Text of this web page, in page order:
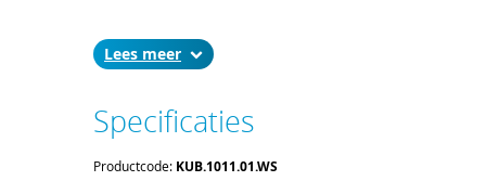
computerruimtes, kelders, machineparken en
garages.
en 24VDC.
Vloerelectrodes (de sensoren) zijn beschikbaar in
de end electrode (AFE) welke is voorzien van een
Lees
Specificaties
Productcode: KUB.1011.01.WS